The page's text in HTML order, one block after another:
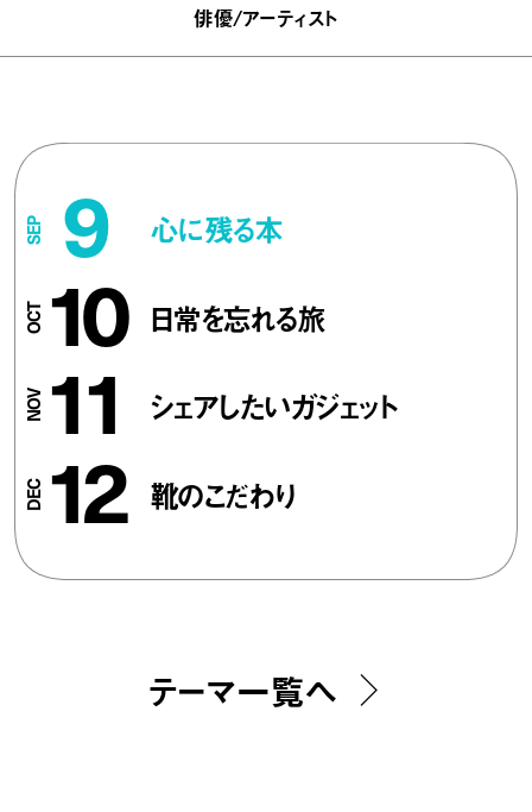
俳優/アーティスト
9 心に残る本
10 日常を忘れる旅
11 シェアしたいガジェット
12 靴のこだわり
テーマ一覧へ